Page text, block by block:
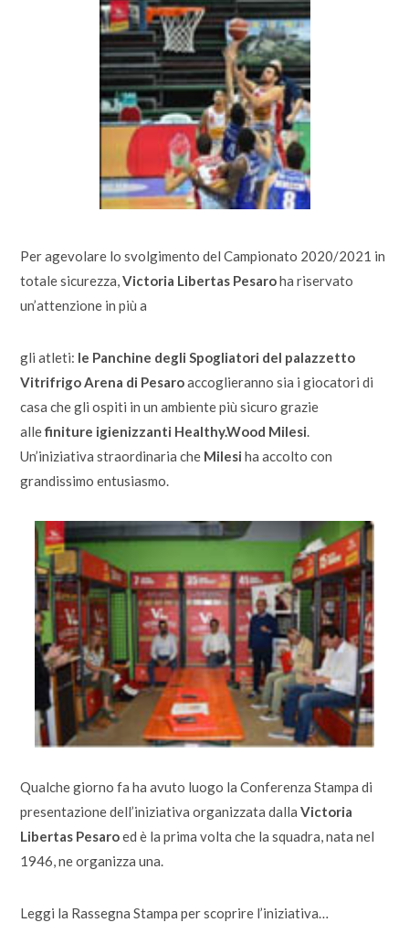
Per agevolare lo svolgimento del Campionato 2020/2021 in
totale sicurezza,Victoria Libertas Pesaroha riservato
un’attenzione in più a
gli atleti: le Panchine degli Spogliatori del palazzetto
Vitrifrigo Arena di Pesaroaccoglieranno sia i giocatori di
casa che gli ospiti in un ambiente più sicuro grazie
allefiniture igienizzanti Healthy.Wood Milesi.
Un’iniziativa straordinaria che Milesi ha accolto con
grandissimo entusiasmo.
Qualche giorno fa ha avuto luogo la Conferenza Stampa di
presentazione dell’iniziativa organizzata dallaVictoria
Libertas Pesaroed è la prima volta che la squadra, nata nel
1946, ne organizza una.
Leggi la Rassegna Stampa per scoprire l’iniziativa…